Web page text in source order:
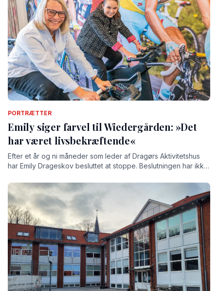
PORTRÆTTER
Emily siger farvel til Wiedergården: »Det
har været livsbekræftende«
Efter et år og ni måneder som leder af Dragørs Aktivitetshus
har Emily Drageskov besluttet at stoppe. Beslutningen har ikke
givet hende både store oplevelser og stærke relationer.